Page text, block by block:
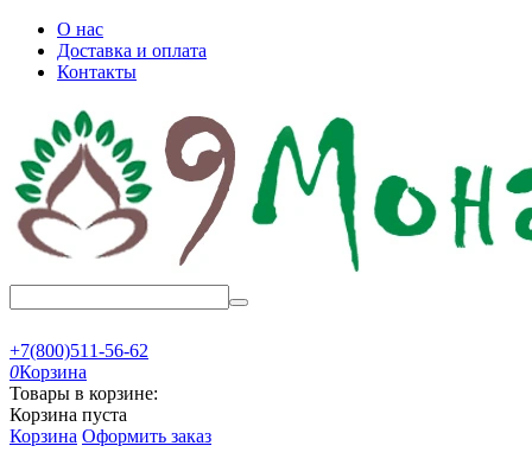
О нас
Доставка и оплата
Контакты
+7(800)511-56-62
0Корзина
Товары в корзине:
Корзина пуста
Корзина Оформить заказ